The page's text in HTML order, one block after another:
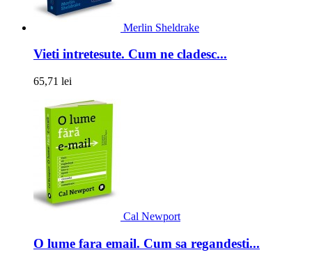
Merlin Sheldrake
Vieti intretesute. Cum ne cladesc...
65,71 lei
Cal Newport
O lume fara email. Cum sa regandesti...